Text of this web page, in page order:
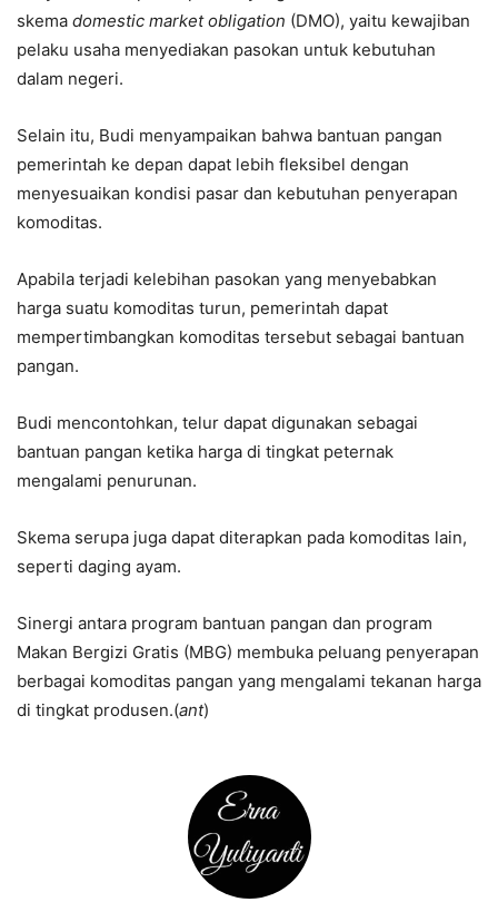
skema domestic market obligation (DMO), yaitu kewajiban
pelaku usaha menyediakan pasokan untuk kebutuhan
dalam negeri.
Selain itu, Budi menyampaikan bahwa bantuan pangan
pemerintah ke depan dapat lebih fleksibel dengan
menyesuaikan kondisi pasar dan kebutuhan penyerapan
komoditas.
Apabila terjadi kelebihan pasokan yang menyebabkan
harga suatu komoditas turun, pemerintah dapat
mempertimbangkan komoditas tersebut sebagai bantuan
pangan.
Budi mencontohkan, telur dapat digunakan sebagai
bantuan pangan ketika harga di tingkat peternak
mengalami penurunan.
Skema serupa juga dapat diterapkan pada komoditas lain,
seperti daging ayam.
Sinergi antara program bantuan pangan dan program
Makan Bergizi Gratis (MBG) membuka peluang penyerapan
berbagai komoditas pangan yang mengalami tekanan harga
di tingkat produsen.(ant)